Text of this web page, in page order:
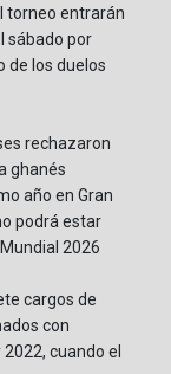
torneo entrarán
sábado por
de los duelos
rechazaron
ghanés
año en Gran
podrá estar
2026
cargos de
con
cuando el